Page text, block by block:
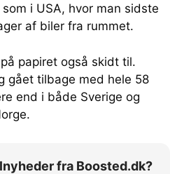
i USA, hvor man sidste
af biler fra rummet.
papiret også skidt til.
gået tilbage med hele 58
end i både Sverige og
fra Boosted.dk?